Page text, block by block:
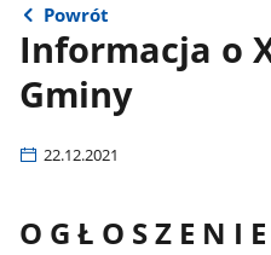
Powrót
Informacja o
Gminy
22.12.2021
O G Ł O S Z E N I E